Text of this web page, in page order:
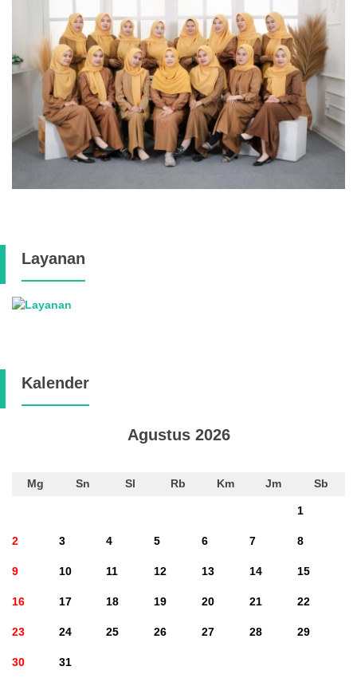
Layanan
Kalender
Agustus 2026
Mg Sn Sl Rb Km Jm Sb
1
2 3 4 5 6 7 8
9 10 11 12 13 14 15
16 17 18 19 20 21 22
23 24 25 26 27 28 29
30 31